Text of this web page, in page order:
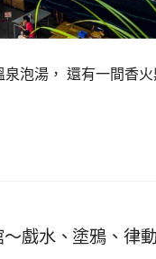
泡湯， 還有一間香
～戲水、塗鴉、律